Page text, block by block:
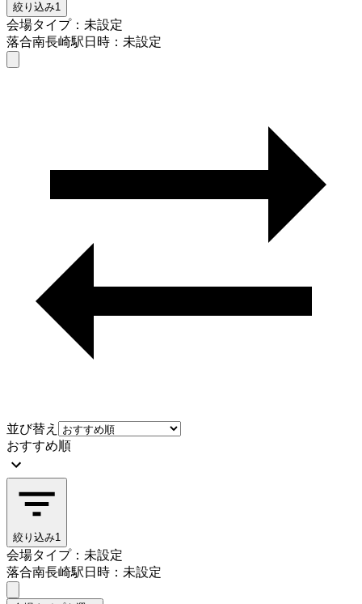
絞り込み1
会場タイプ：未設定
落合南長崎駅日時：未設定
並び替え
おすすめ順
絞り込み1
会場タイプ：未設定
落合南長崎駅日時：未設定